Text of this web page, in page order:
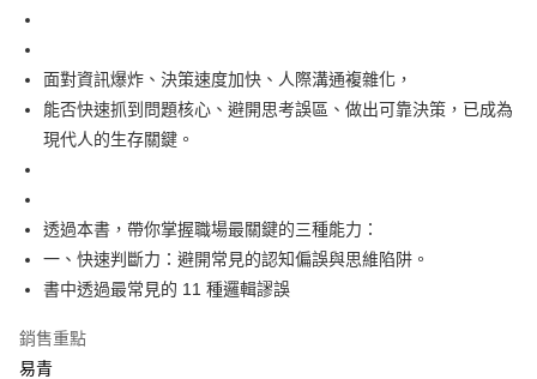
面對資訊爆炸、決策速度加快、人際溝通複雜化，
能否快速抓到問題核心、避開思考誤區、做出可靠決策，已成為
現代人的生存關鍵。
透過本書，帶你掌握職場最關鍵的三種能力：
一、快速判斷力：避開常見的認知偏誤與思維陷阱。
書中透過最常見的 11 種邏輯謬誤
銷售重點
易青